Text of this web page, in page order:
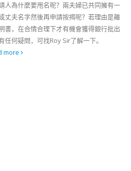
人為什麼要甩名呢？兩夫婦已共同擁有一
丈夫名字然後再申請按揭呢？若理由是離
書，在合情合理下才有機會獲得銀行批出
任何疑問，可找Roy Sir了解一下。
more